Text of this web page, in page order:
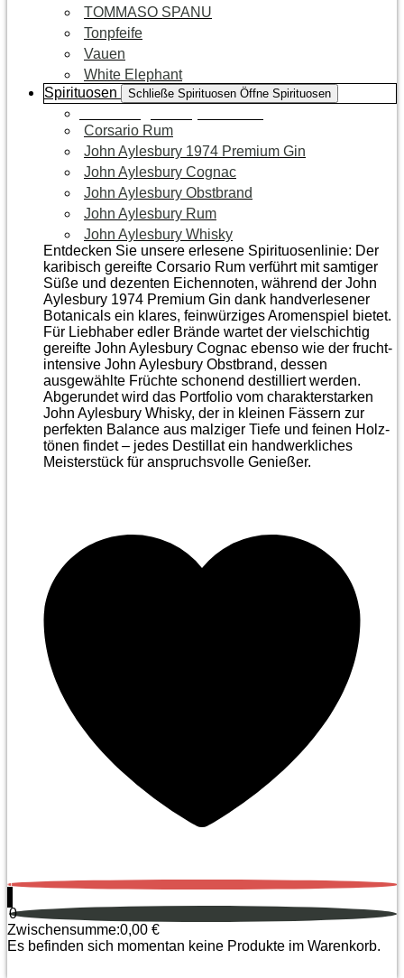
TOMMASO SPANU
Tonpfeife
Vauen
White Elephant
Spirituosen
Schließe Spirituosen Öffne Spirituosen
Corsario Rum
John Aylesbury 1974 Premium Gin
John Aylesbury Cognac
John Aylesbury Obstbrand
John Aylesbury Rum
John Aylesbury Whisky
Entdecken Sie unsere erlesene Spirituosenlinie: Der
karibisch gereifte Corsario Rum verführt mit samtiger
Süße und dezenten Eichen­noten, während der John
Aylesbury 1974 Premium Gin dank handverlesener
Botanicals ein klares, feinwürziges Aromenspiel bietet.
Für Liebhaber edler Brände wartet der vielschichtig
gereifte John Aylesbury Cognac ebenso wie der frucht­
intensive John Aylesbury Obstbrand, dessen
ausgewählte Früchte schonend destilliert werden.
Abgerundet wird das Portfolio vom charakterstarken
John Aylesbury Whisky, der in kleinen Fässern zur
perfekten Balance aus malziger Tiefe und feinen Holz­
tönen findet – jedes Destillat ein handwerkliches
Meister­stück für anspruchsvolle Genießer.
0
0
Zwischensumme:0,00 €
Es befinden sich momentan keine Produkte im Warenkorb.